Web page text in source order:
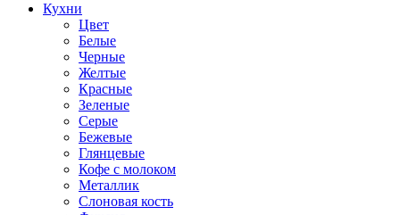
Кухни
Цвет
Белые
Черные
Желтые
Красные
Зеленые
Серые
Бежевые
Глянцевые
Кофе с молоком
Металлик
Слоновая кость